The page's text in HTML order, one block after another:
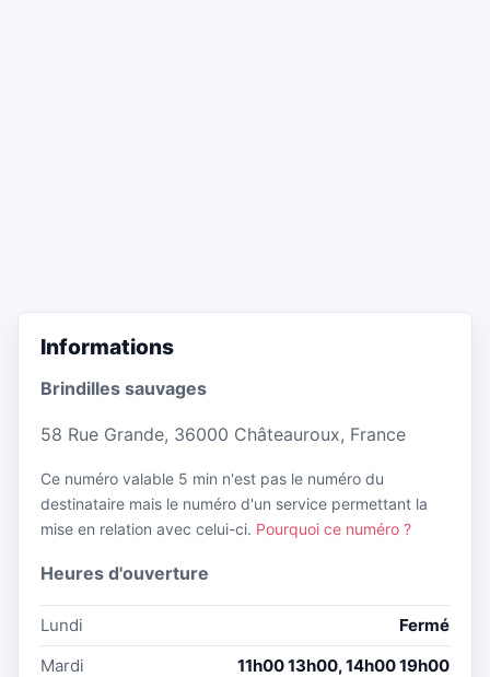
Informations
Brindilles sauvages
58 Rue Grande, 36000 Châteauroux, France
Ce numéro valable 5 min n'est pas le numéro du
destinataire mais le numéro d'un service permettant la
mise en relation avec celui-ci. Pourquoi ce numéro ?
Heures d'ouverture
Lundi
Fermé
Mardi
11h00 13h00, 14h00 19h00